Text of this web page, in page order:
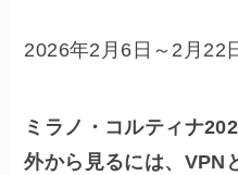
2026年2月6日～2月22
ミラノ・コルティナ
外から見るには、VPN